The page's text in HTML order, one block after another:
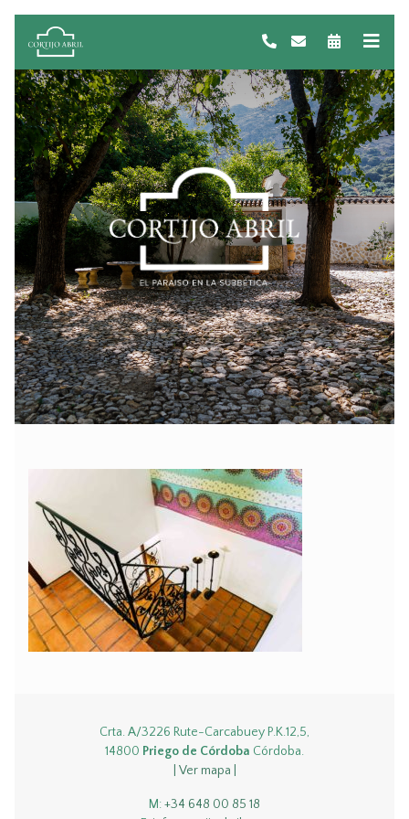
Crta. A/3226 Rute-Carcabuey P.K.12,5,
14800 Priego de Córdoba Córdoba.
| Ver mapa |
M:+34 648 00 85 18